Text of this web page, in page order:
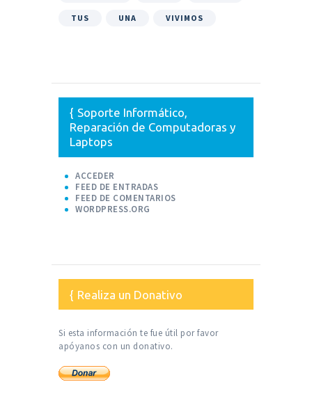
TUS UNA VIVIMOS
Soporte Informático,
Reparación de Computadoras y
Laptops
ACCEDER
FEED DE ENTRADAS
FEED DE COMENTARIOS
WORDPRESS.ORG
Realiza un Donativo
Si esta información te fue útil por favor
apóyanos con un donativo.